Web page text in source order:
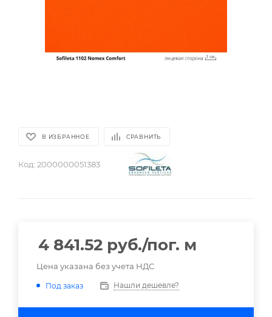
В ИЗБРАННОЕ СРАВНИТЬ
Код: 2000000051383
4 841.52 руб./пог. м
Цена указана без учета НДС
Под заказ Нашли дешевле?